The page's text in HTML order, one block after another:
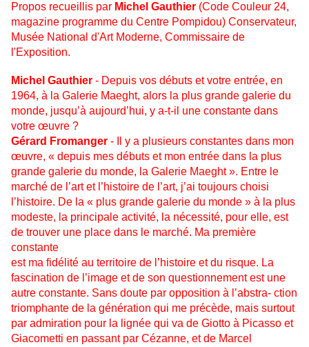
Propos recueillis par Michel Gauthier (Code Couleur 24,
magazine programme du Centre Pompidou) Conservateur,
Musée National d'Art Moderne, Commissaire de
l'Exposition.
Michel Gauthier - Depuis vos débuts et votre entrée, en
1964, à la Galerie Maeght, alors la plus grande galerie du
monde, jusqu’à aujourd’hui, y a-t-il une constante dans
votre œuvre ?
Gérard Fromanger - Il y a plusieurs constantes dans mon
œuvre, « depuis mes débuts et mon entrée dans la plus
grande galerie du monde, la Galerie Maeght ». Entre le
marché de l’art et l’histoire de l’art, j’ai toujours choisi
l’histoire. De la « plus grande galerie du monde » à la plus
modeste, la principale activité, la nécessité, pour elle, est
de trouver une place dans le marché. Ma première
constante
est ma fidélité au territoire de l’histoire et du risque. La
fascination de l’image et de son questionnement est une
autre constante. Sans doute par opposition à l’abstra- ction
triomphante de la génération qui me précède, mais surtout
par admiration pour la lignée qui va de Giotto à Picasso et
Giacometti en passant par Cézanne, et de Marcel